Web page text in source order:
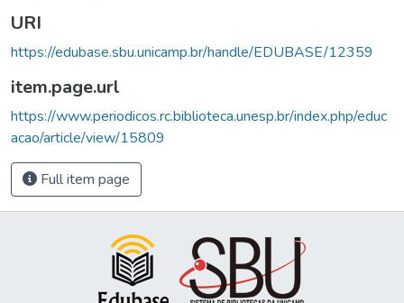
URI
https://edubase.sbu.unicamp.br/handle/EDUBASE/12359
item.page.url
https://www.periodicos.rc.biblioteca.unesp.br/index.php/educ
acao/article/view/15809
Full item page